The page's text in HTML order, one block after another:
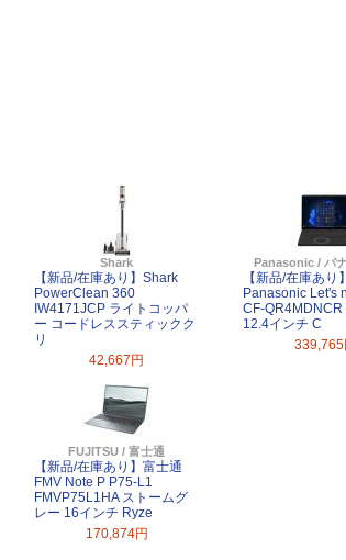
Shark
【新品/在庫あり】Shark
PowerClean 360
IW4171JCP ライトコッパ
ー コードレススティックク
リ
42,667円
Panasonic / パ
【新品/在庫あり】
Panasonic Let's
CF-QR4MDNCR
12.4インチ C
339,765
FUJITSU / 富士通
【新品/在庫あり】富士通
FMV Note P P75-L1
FMVP75L1HA ストームグ
レー 16インチ Ryze
170,874円